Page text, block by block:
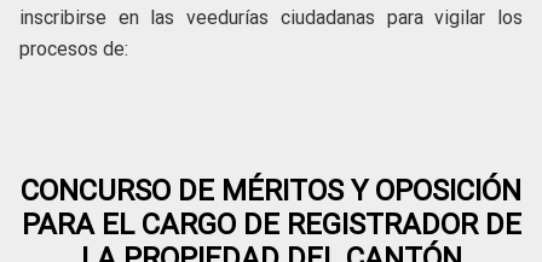
inscribirse en las veedurías ciudadanas para vigilar los
procesos de:
CONCURSO DE MÉRITOS Y OPOSICIÓN
PARA EL CARGO DE REGISTRADOR DE